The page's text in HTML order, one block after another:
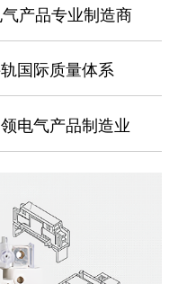
产品专业制造商
国际质量体系
电气产品制造业